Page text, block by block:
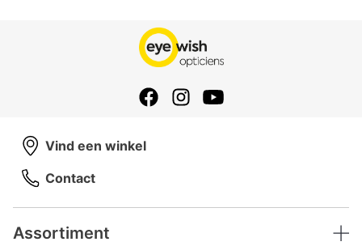
Assortiment
Vind een winkel
Contact